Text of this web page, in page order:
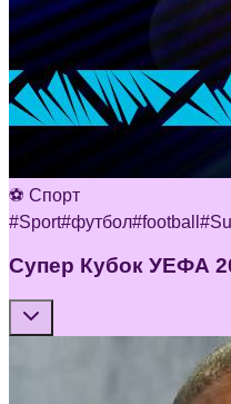
⚽ Спорт
#Sport#футбол#football #
Супер Кубок УЕФА